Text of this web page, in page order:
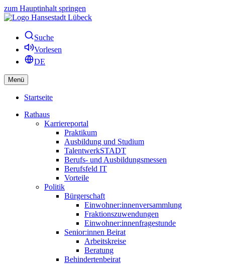
zum Hauptinhalt springen
Suche
Vorlesen
DE
Menü
Startseite
Rathaus
Karriereportal
Praktikum
Ausbildung und Studium
TalentwerkSTADT
Berufs- und Ausbildungsmessen
Berufsfeld IT
Vorteile
Politik
Bürgerschaft
Einwohner:innenversammlung
Fraktionszuwendungen
Einwohner:innenfragestunde
Senior:innen Beirat
Arbeitskreise
Beratung
Behindertenbeirat